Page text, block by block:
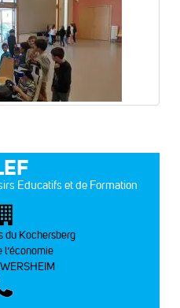
Educatifs et de Formation
du Kochersberg
l’économie